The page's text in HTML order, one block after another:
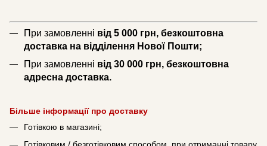
При замовленні від 5 000 грн, безкоштовна
доставка на відділення Нової Пошти;
При замовленні від 30 000 грн, безкоштовна
адресна доставка.
Більше інформації про доставку
Готівкою в магазині;
Готівковим / безготівковим способом, при отриманні товару